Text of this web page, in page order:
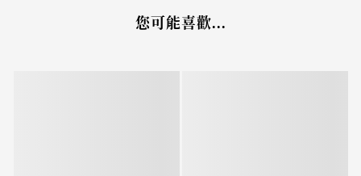
您可能喜歡...